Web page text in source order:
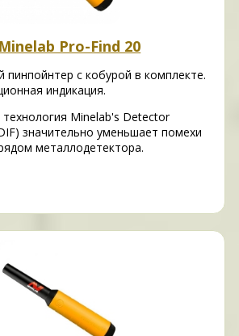
Pro-Find 20
с кобурой в комплекте.
индикация.
технология Minelab's Detector
значительно уменьшает помехи
металлодетектора.